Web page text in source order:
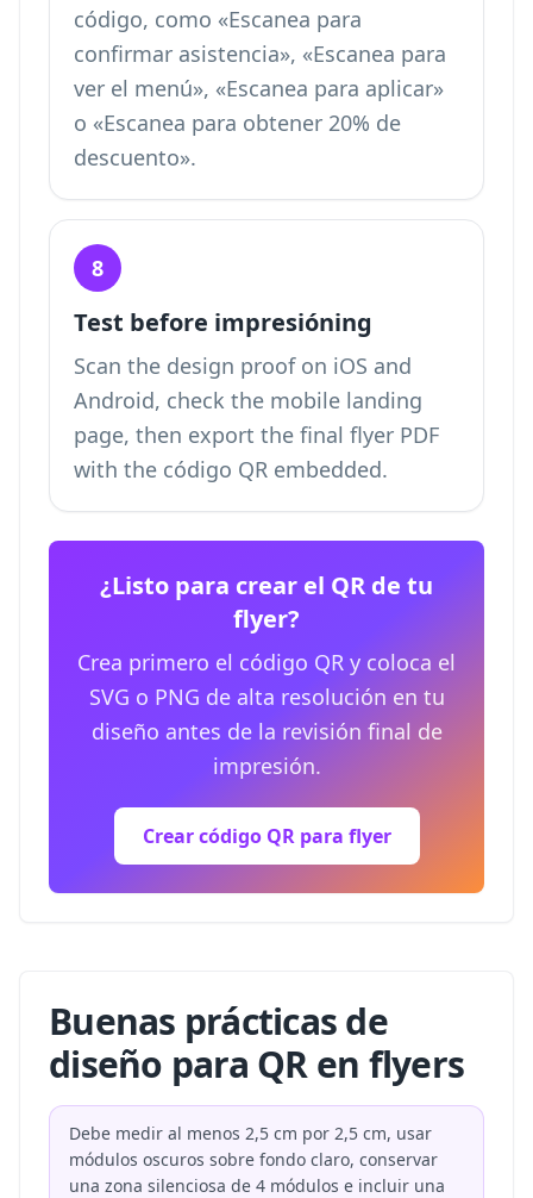
código, como «Escanea para
confirmar asistencia», «Escanea para
ver el menú», «Escanea para aplicar»
o «Escanea para obtener 20% de
descuento».
8
Test before impresióning
Scan the design proof on iOS and
Android, check the mobile landing
page, then export the final flyer PDF
with the código QR embedded.
¿Listo para crear el QR de tu
flyer?
Crea primero el código QR y coloca el
SVG o PNG de alta resolución en tu
diseño antes de la revisión final de
impresión.
Crear código QR para flyer
Buenas prácticas de
diseño para QR en flyers
Debe medir al menos 2,5 cm por 2,5 cm, usar
módulos oscuros sobre fondo claro, conservar
una zona silenciosa de 4 módulos e incluir una